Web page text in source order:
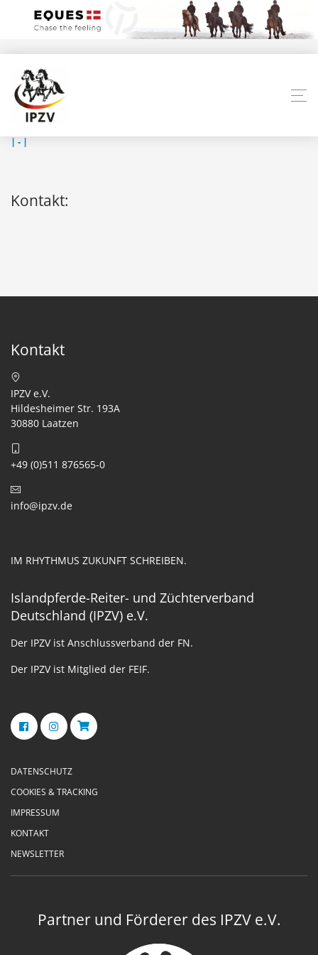
| ‐ |
Kontakt:
Kontakt
IPZV e.V.
Hildesheimer Str. 193A
30880 Laatzen
+49 (0)511 876565-0
info@ipzv.de
IM RHYTHMUS ZUKUNFT SCHREIBEN.
Islandpferde-Reiter- und Züchterverband
Deutschland (IPZV) e.V.
Der IPZV ist Anschlussverband der FN.
Der IPZV ist Mitglied der FEIF.
DATENSCHUTZ
COOKIES & TRACKING
IMPRESSUM
KONTAKT
NEWSLETTER
Partner und Förderer des IPZV e.V.